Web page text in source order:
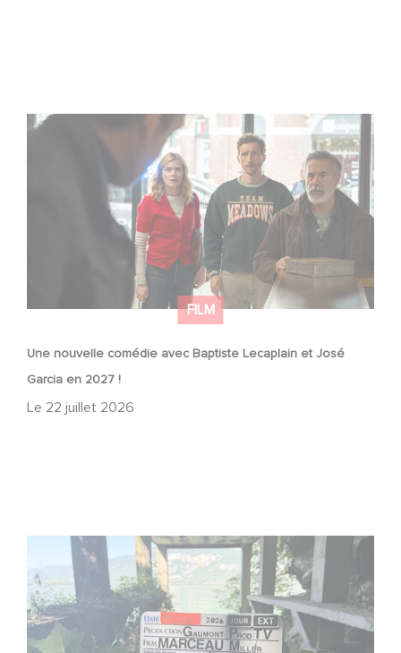
FILM
Une nouvelle comédie avec Baptiste Lecaplain et José
Garcia en 2027 !
Le 22 juillet 2026
Une nouvelle comédie avec Baptiste Lecaplain et José
Garcia en 2027 !
Le tournage de la mini-série Le Roman de Marceau Miller
a débuté